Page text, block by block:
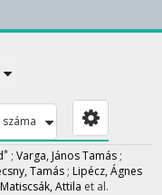
* ; Varga, János Tamás ;
Tamás ; Lipécz, Ágnes
Matiscsák, Attila et al.